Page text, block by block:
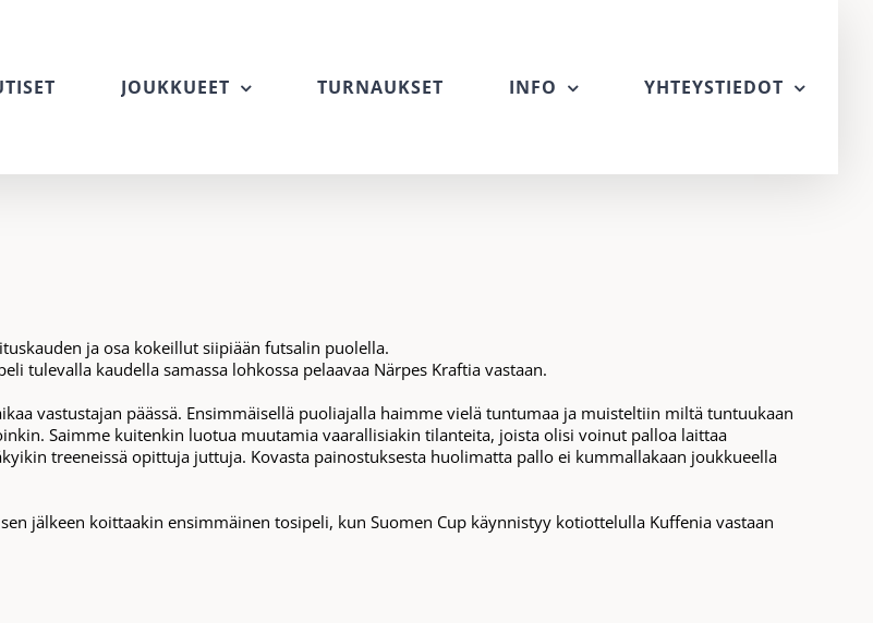
JOUKKUEET TURNAUKSET INFO YHTEYSTIEDOT
ja osa kokeillut siipiään futsalin puolella.
tulevalla kaudella samassa lohkossa pelaavaa Närpes Kraftia vastaan.
vastustajan päässä. Ensimmäisellä puoliajalla haimme vielä tuntumaa ja muisteltiin miltä tuntuukaan
Saimme kuitenkin luotua muutamia vaarallisiakin tilanteita, joista olisi voinut palloa laittaa
treeneissä opittuja juttuja. Kovasta painostuksesta huolimatta pallo ei kummallakaan joukkueella
jälkeen koittaakin ensimmäinen tosipeli, kun Suomen Cup käynnistyy kotiottelulla Kuffenia vastaan